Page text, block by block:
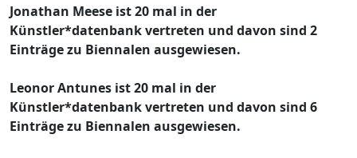
Jonathan Meese ist 20 mal in der
Künstler*datenbank vertreten und davon sind 2
Einträge zu Biennalen ausgewiesen.
Leonor Antunes ist 20 mal in der
Künstler*datenbank vertreten und davon sind 6
Einträge zu Biennalen ausgewiesen.